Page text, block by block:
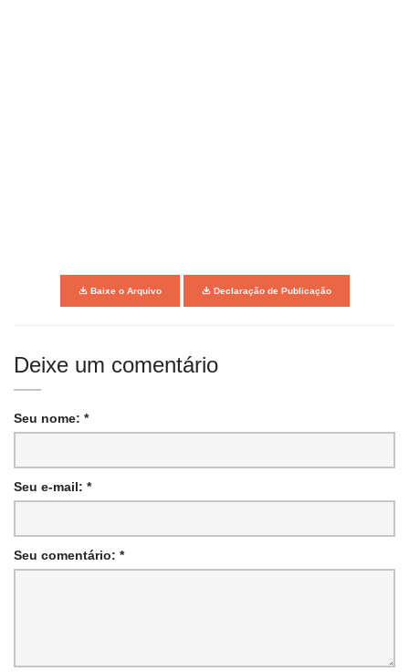
Baixe o Arquivo Declaração de Publicação
Deixe um comentário
Seu nome: *
Seu e-mail: *
Seu comentário: *